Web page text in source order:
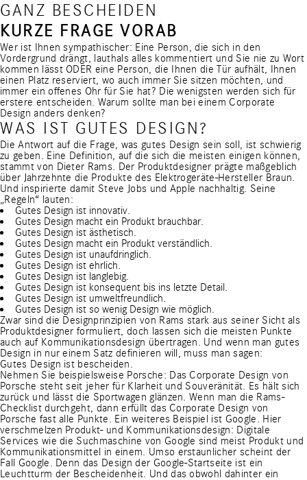
GANZ BESCHEIDEN
KURZE FRAGE VORAB
Wer ist Ihnen sympathischer: Eine Person, die sich in den
Vordergrund drängt, lauthals alles kommentiert und Sie nie zu Wort
kommen lässt ODER eine Person, die Ihnen die Tür aufhält, Ihnen
einen Platz reserviert, wo auch immer Sie sitzen möchten, und
immer ein offenes Ohr für Sie hat? Die wenigsten werden sich für
erstere entscheiden. Warum sollte man bei einem Corporate
Design anders denken?
WAS IST GUTES DESIGN?
Die Antwort auf die Frage, was gutes Design sein soll, ist schwierig
zu geben. Eine Definition, auf die sich die meisten einigen können,
stammt von Dieter Rams. Der Produktdesigner prägte maßgeblich
über Jahrzehnte die Produkte des Elektrogeräte-Hersteller Braun.
Und inspirierte damit Steve Jobs und Apple nachhaltig. Seine
„Regeln“ lauten:
Gutes Design ist innovativ.
Gutes Design macht ein Produkt brauchbar.
Gutes Design ist ästhetisch.
Gutes Design macht ein Produkt verständlich.
Gutes Design ist unaufdringlich.
Gutes Design ist ehrlich.
Gutes Design ist langlebig.
Gutes Design ist konsequent bis ins letzte Detail.
Gutes Design ist umweltfreundlich.
Gutes Design ist so wenig Design wie möglich.
Zwar sind die Designprinzipien von Rams stark aus seiner Sicht als
Produktdesigner formuliert, doch lassen sich die meisten Punkte
auch auf Kommunikationsdesign übertragen. Und wenn man gutes
Design in nur einem Satz definieren will, muss man sagen:
Gutes Design ist bescheiden.
Nehmen Sie beispielsweise Porsche: Das Corporate Design von
Porsche steht seit jeher für Klarheit und Souveränität. Es hält sich
zurück und lässt die Sportwagen glänzen. Wenn man die Rams-
Checklist durchgeht, dann erfüllt das Corporate Design von
Porsche fast alle Punkte. Ein weiteres Beispiel ist Google. Hier
verschmelzen Produkt- und Kommunikationsdesign: Digitale
Services wie die Suchmaschine von Google sind meist Produkt und
Kommunikationsmittel in einem. Umso erstaunlicher scheint der
Fall Google. Denn das Design der Google-Startseite ist ein
Leuchtturm der Bescheidenheit. Und das obwohl dahinter ein